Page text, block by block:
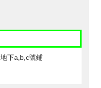
下a,b,c號鋪